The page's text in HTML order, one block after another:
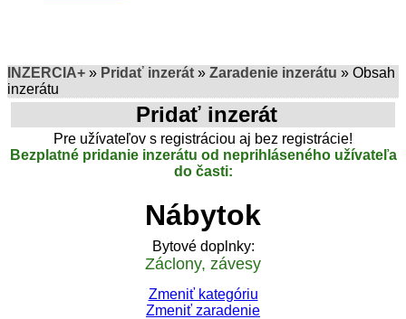
INZERCIA+ » Pridať inzerát » Zaradenie inzerátu » Obsah
inzerátu
Pridať inzerát
Pre užívateľov s registráciou aj bez registrácie!
Bezplatné pridanie inzerátu od neprihláseného užívateľa
do časti:
Nábytok
Bytové doplnky:
Záclony, závesy
Zmeniť kategóriu
Zmeniť zaradenie